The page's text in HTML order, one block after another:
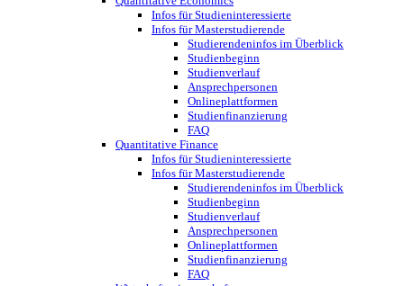
Infos für Studieninteressierte
Infos für Masterstudierende
Studierendeninfos im Überblick
Studienbeginn
Studienverlauf
Ansprechpersonen
Onlineplattformen
Studienfinanzierung
FAQ
Quantitative Finance
Infos für Studieninteressierte
Infos für Masterstudierende
Studierendeninfos im Überblick
Studienbeginn
Studienverlauf
Ansprechpersonen
Onlineplattformen
Studienfinanzierung
FAQ